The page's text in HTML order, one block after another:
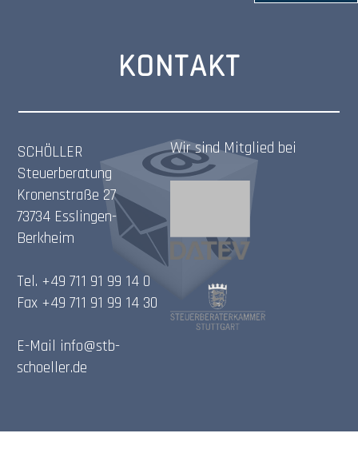
KONTAKT
SCHÖLLER
Steuerberatung
Kronenstraße 27
73734 Esslingen-
Berkheim
Tel. +49 711 91 99 14 0
Fax +49 711 91 99 14 30
E-Mail info@stb-
schoeller.de
Wir sind Mitglied bei